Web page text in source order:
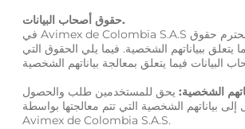
حقوق أصحاب البيانات.
في Avimex de Colombia S.A.S نعترف ونحترم حقوق
يتعلق ببياناتهم الشخصية. فيما يلي الحقوق التي
الشخصية: يحق للمستخدمين طلب والحصول
بياناتهم الشخصية التي تتم معالجتها بواسطة
Avimex de Colombia S.A.S.